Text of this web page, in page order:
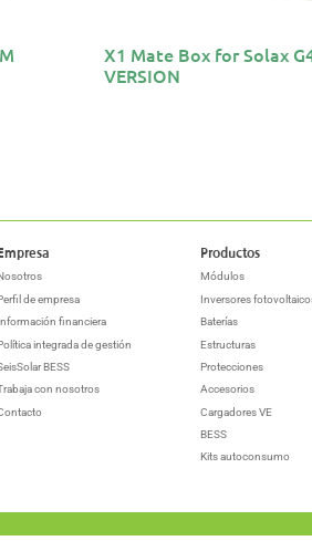
X1 Mate Box for Solax
VERSION
Empresa
de empresa
financiera
integrada de gestión
BESS
con nosotros
Productos
Módulos
Inversores
Baterías
Estructuras
Protecciones
Accesorios
Cargadores VE
BESS
Kits autoconsumo